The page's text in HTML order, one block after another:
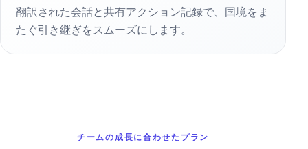
翻訳された会話と共有アクション記録で、国境をま
たぐ引き継ぎをスムーズにします。
チームの成長に合わせたプラン